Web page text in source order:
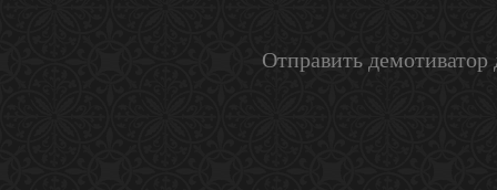
Отправить